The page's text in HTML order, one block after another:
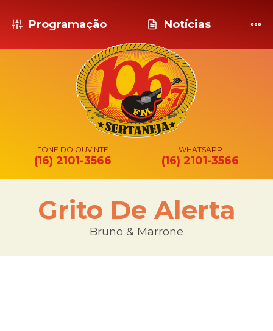
Programação Notícias
FONE DO OUVINTE
(16) 2101-3566
WHATSAPP
(16) 2101-3566
Grito De Alerta
Bruno & Marrone